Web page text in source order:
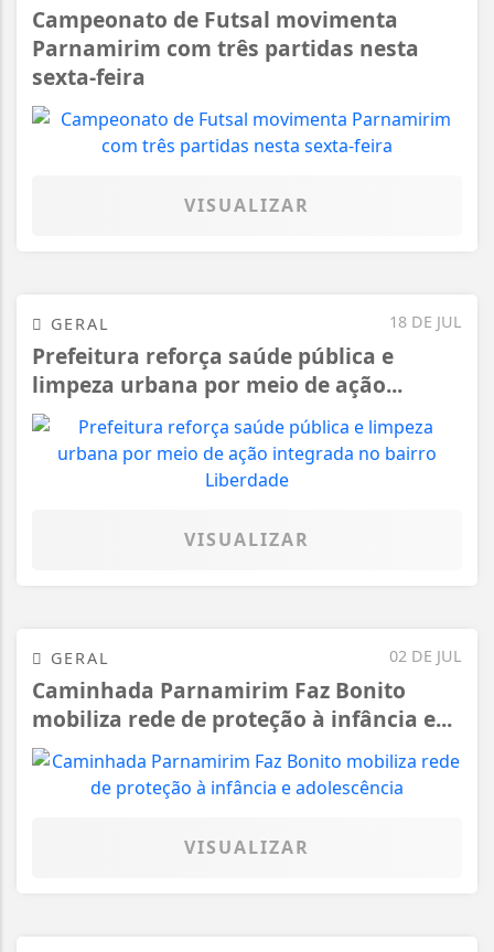
Campeonato de Futsal movimenta
Parnamirim com três partidas nesta
sexta-feira
VISUALIZAR
18 DE JUL
GERAL
Prefeitura reforça saúde pública e
limpeza urbana por meio de ação...
VISUALIZAR
02 DE JUL
GERAL
Caminhada Parnamirim Faz Bonito
mobiliza rede de proteção à infância e...
VISUALIZAR